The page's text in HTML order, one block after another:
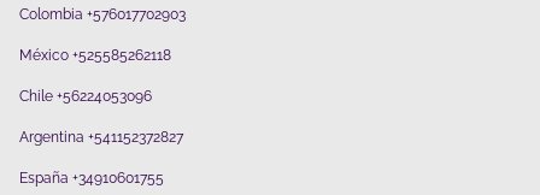
Colombia +576017702903
México +525585262118
Chile +56224053096
Argentina +541152372827
España +34910601755